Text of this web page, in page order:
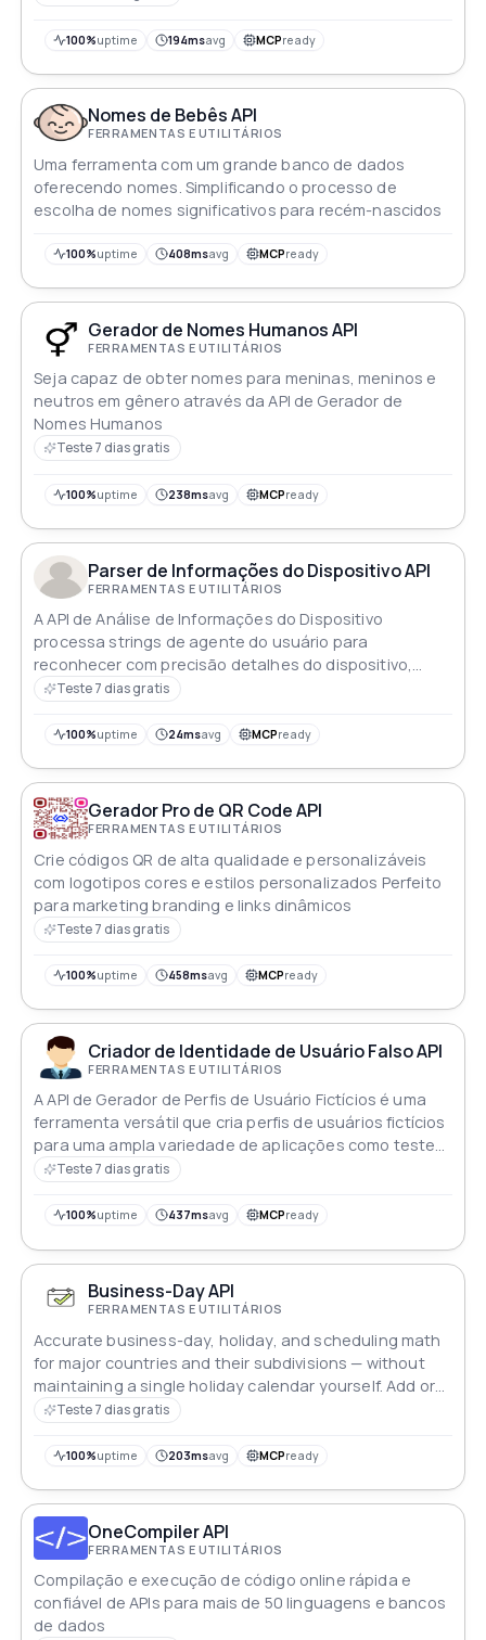
permite que os desenvolvedores especifiquem
demografia, localização e ocupação. Ela pode ser
usada para preencher bancos de dados, criar contas
de teste e mais
100%uptime 194msavg MCPready
Nomes de Bebês API
FERRAMENTAS E UTILITÁRIOS
Uma ferramenta com um grande banco de dados
oferecendo nomes. Simplificando o processo de
escolha de nomes significativos para recém-nascidos
100%uptime 408msavg MCPready
Gerador de Nomes Humanos API
FERRAMENTAS E UTILITÁRIOS
Seja capaz de obter nomes para meninas, meninos e
neutros em gênero através da API de Gerador de
Nomes Humanos
Teste 7 dias gratis
100%uptime 238msavg MCPready
Parser de Informações do Dispositivo API
FERRAMENTAS E UTILITÁRIOS
A API de Análise de Informações do Dispositivo
processa strings de agente do usuário para
reconhecer com precisão detalhes do dispositivo,
navegador e plataforma
Teste 7 dias gratis
100%uptime 24msavg MCPready
Gerador Pro de QR Code API
FERRAMENTAS E UTILITÁRIOS
Crie códigos QR de alta qualidade e personalizáveis
com logotipos cores e estilos personalizados Perfeito
para marketing branding e links dinâmicos
Teste 7 dias gratis
100%uptime 458msavg MCPready
Criador de Identidade de Usuário Falso API
FERRAMENTAS E UTILITÁRIOS
A API de Gerador de Perfis de Usuário Fictícios é uma
ferramenta versátil que cria perfis de usuários fictícios
para uma ampla variedade de aplicações como testes
design pesquisa
Teste 7 dias gratis
100%uptime 437msavg MCPready
Business-Day API
FERRAMENTAS E UTILITÁRIOS
Accurate business-day, holiday, and scheduling math
for major countries and their subdivisions — without
maintaining a single holiday calendar yourself. Add or
subtract working days, check if a date is a business
between two dates, with full support for regional
blackout dates. One simple GET call, instant JSON.
Teste 7 dias gratis
100%uptime 203msavg MCPready
OneCompiler API
FERRAMENTAS E UTILITÁRIOS
Compilação e execução de código online rápida e
confiável de APIs para mais de 50 linguagens e bancos
de dados